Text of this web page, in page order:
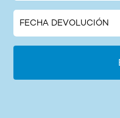
FECHA DEVOLUCIÓN